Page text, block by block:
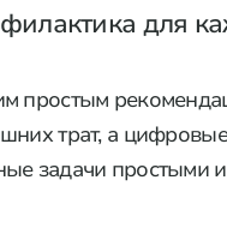
для
простым
трат, а
задачи простыми и